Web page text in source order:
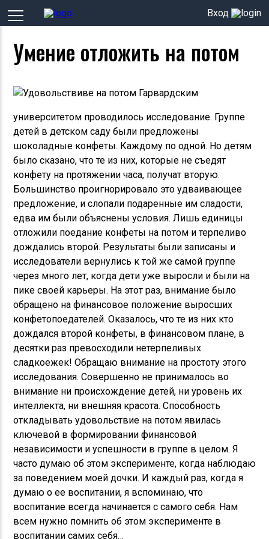
Вход
Умение отложить на потом
Гарвардским
университетом проводилось исследование. Группе
детей в детском саду были предложены
шоколадные конфеты. Каждому по одной. Но детям
было сказано, что те из них, которые не съедят
конфету на протяжении часа, получат вторую.
Большинство проигнорировало это удваивающее
предложение, и слопали подаренные им сладости,
едва им были объяснены условия. Лишь единицы
отложили поедание конфеты на потом и терпеливо
дождались второй. Результаты были записаны и
исследователи вернулись к той же самой группе
через много лет, когда дети уже выросли и были на
пике своей карьеры. На этот раз, внимание было
обращено на финансовое положение выросших
конфетопоедателей. Оказалось, что те из них кто
дождался второй конфеты, в финансовом плане, в
десятки раз превосходили нетерпеливых
сладкоежек! Обращаю внимание на простоту этого
исследования. Совершенно не принималось во
внимание ни происхождение детей, ни уровень их
интеллекта, ни внешняя красота. Способность
откладывать удовольствие на потом явилась
ключевой в формировании финансовой
независимости и успешности в группе в целом. Я
часто думаю об этом эксперименте, когда наблюдаю
за поведением моей дочки. И каждый раз, когда я
думаю о ее воспитании, я вспоминаю, что
воспитание всегда начинается с самого себя. Нам
всем нужно помнить об этом эксперименте в
воспитании самих себя…